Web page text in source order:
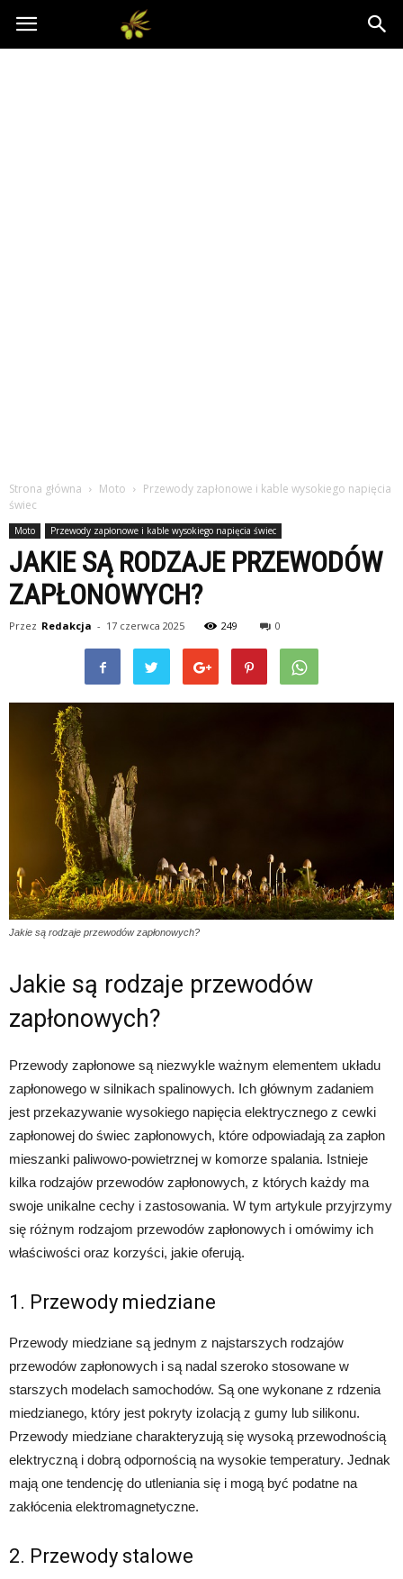
Oliwkowo.pl
Strona główna Moto
Przewody zapłonowe i kable wysokiego napięcia
świec
Moto Przewody zapłonowe i kable wysokiego napięcia świec
JAKIE SĄ RODZAJE PRZEWODÓW
ZAPŁONOWYCH?
Przez Redakcja - 17 czerwca 2025 249 0
Jakie są rodzaje przewodów zapłonowych?
Jakie są rodzaje przewodów
zapłonowych?
Przewody zapłonowe są niezwykle ważnym elementem układu
zapłonowego w silnikach spalinowych. Ich głównym zadaniem
jest przekazywanie wysokiego napięcia elektrycznego z cewki
zapłonowej do świec zapłonowych, które odpowiadają za zapłon
mieszanki paliwowo-powietrznej w komorze spalania. Istnieje
kilka rodzajów przewodów zapłonowych, z których każdy ma
swoje unikalne cechy i zastosowania. W tym artykule przyjrzymy
się różnym rodzajom przewodów zapłonowych i omówimy ich
właściwości oraz korzyści, jakie oferują.
1. Przewody miedziane
Przewody miedziane są jednym z najstarszych rodzajów
przewodów zapłonowych i są nadal szeroko stosowane w
starszych modelach samochodów. Są one wykonane z rdzenia
miedzianego, który jest pokryty izolacją z gumy lub silikonu.
Przewody miedziane charakteryzują się wysoką przewodnością
elektryczną i dobrą odpornością na wysokie temperatury. Jednak
mają one tendencję do utleniania się i mogą być podatne na
zakłócenia elektromagnetyczne.
2. Przewody stalowe